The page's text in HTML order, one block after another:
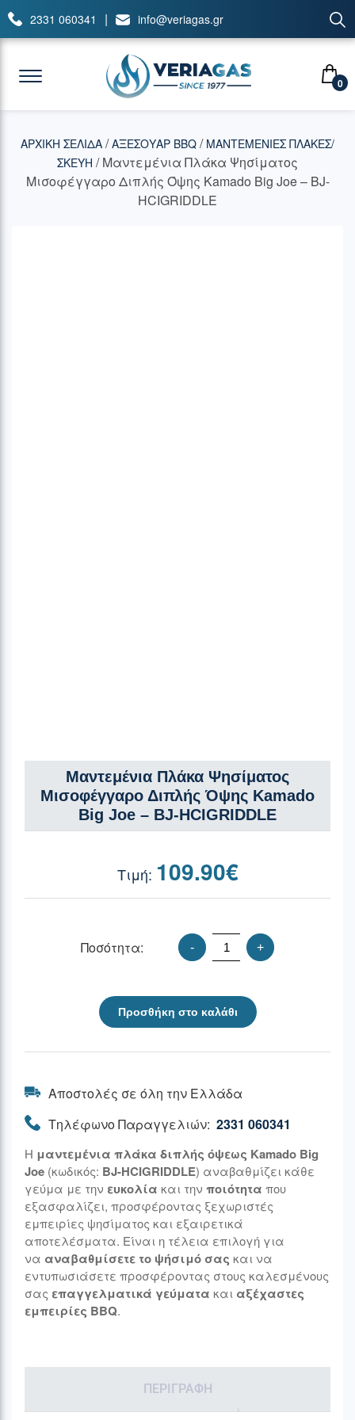
2331 060341 | info@veriagas.gr
0
ΑΡΧΙΚΉ ΣΕΛΊΔΑ /ΑΞΕΣΟΥΑΡ BBQ / ΜΑΝΤΕΜΕΝΙΕΣ ΠΛΑΚΕΣ/
ΣΚΕΥΗ / Μαντεμένια Πλάκα Ψησίματος
Μισοφέγγαρο Διπλής Όψης Kamado Big Joe – BJ-
HCIGRIDDLE
Μαντεμένια Πλάκα Ψησίματος
Μισοφέγγαρο Διπλής Όψης Kamado
Big Joe – BJ-HCIGRIDDLE
109.90€
Ποσότητα: - +
Προσθήκη στο καλάθι
Αποστολές σε όλη την Ελλάδα
Τηλέφωνο Παραγγελιών: 2331 060341
Η μαντεμένια πλάκα διπλής όψεως Kamado Big
Joe (κωδικός: BJ-HCIGRIDDLE) αναβαθμίζει κάθε
γεύμα με την ευκολία και την ποιότητα που
εξασφαλίζει, προσφέροντας ξεχωριστές
εμπειρίες ψησίματος και εξαιρετικά
αποτελέσματα. Είναι η τέλεια επιλογή για
να αναβαθμίσετε το ψήσιμό σας και να
εντυπωσιάσετε προσφέροντας στους καλεσμένους
σας επαγγελματικά γεύματα και αξέχαστες
εμπειρίες BBQ.
ΠΕΡΙΓΡΑΦΉ